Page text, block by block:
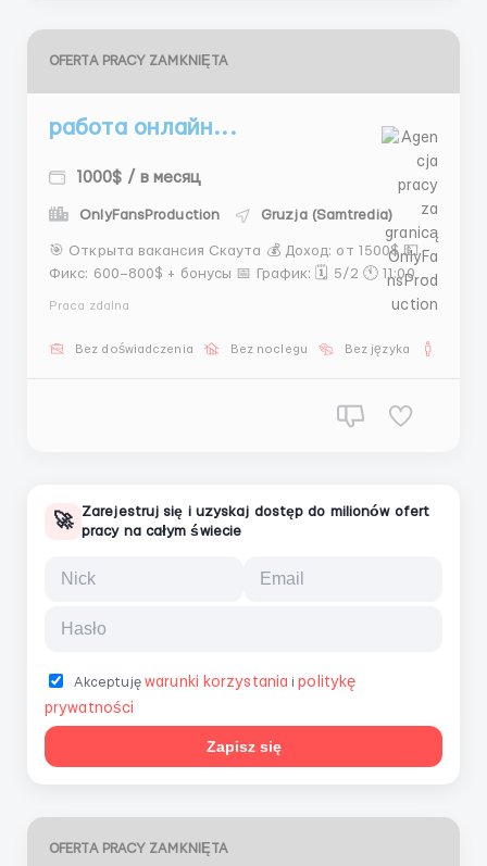
OFERTA PRACY ZAMKNIĘTA
работа онлайн...
1000$ / в месяц
OnlyFansProduction Gruzja (Samtredia)
🎯 Открыта вакансия Скаута 💰 Доход: от 1500$ 💵
Фикс: 600–800$ + бонусы 📅 График: 🗓 5/2 🕚 11:00 –
Презентация кандид @Dash_wr20 ...
Praca zdalna
Bez doświadczenia Bez noclegu Bez języka
🚀
Zarejestruj się i uzyskaj dostęp do milionów ofert
pracy na całym świecie
Akceptujęwarunki korzystania ipolitykę
prywatności
Zapisz się
OFERTA PRACY ZAMKNIĘTA